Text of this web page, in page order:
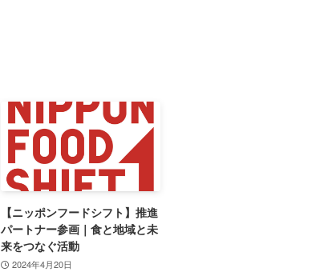
【ニッポンフードシフト】推進
パートナー参画｜食と地域と未
来をつなぐ活動
2024年4月20日